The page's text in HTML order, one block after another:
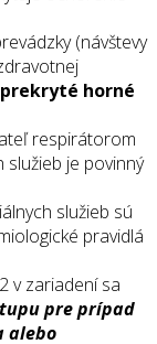
(návštevy
horné
respirátorom
je povinný
služieb sú
pravidlá
v zariadení sa
pre prípad
alebo